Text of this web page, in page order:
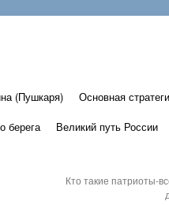
(Пушкаря) Основная
берега Великий путь России
Кто такие патриоты-